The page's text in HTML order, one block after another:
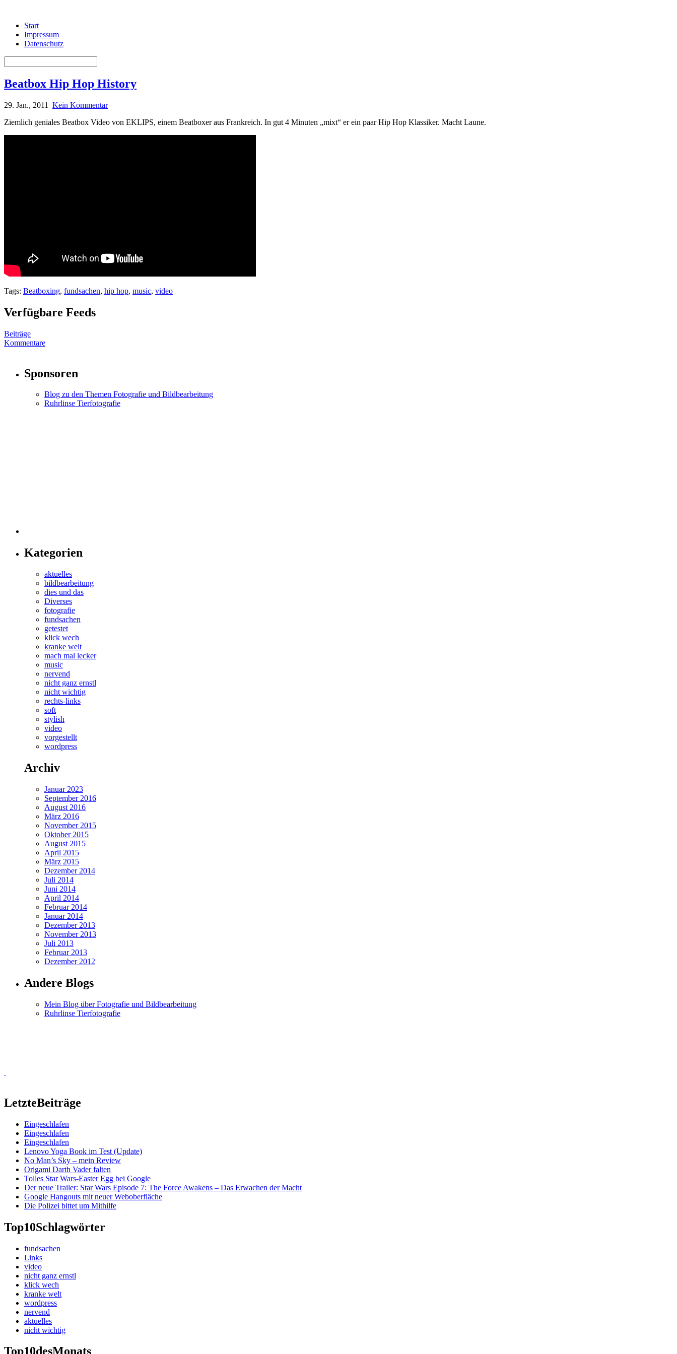
Start
Impressum
Datenschutz
Beatbox Hip Hop History
29. Jan., 2011
Kein Kommentar
Ziemlich geniales Beatbox Video von EKLIPS, einem Beatboxer aus Frankreich. In gut 4 Minuten „mixt“ er ein paar Hip Hop Klassiker. Macht Laune.
Tags: Beatboxing, fundsachen, hip hop, music, video
Verfügbare Feeds
Beiträge
Kommentare
Sponsoren
Blog zu den Themen Fotografie und Bildbearbeitung
Ruhrlinse Tierfotografie
Kategorien
aktuelles
bildbearbeitung
dies und das
Diverses
fotografie
fundsachen
getestet
klick wech
kranke welt
mach mal lecker
music
nervend
nicht ganz ernstl
nicht wichtig
rechts-links
soft
stylish
video
vorgestellt
wordpress
Archiv
Januar 2023
September 2016
August 2016
März 2016
November 2015
Oktober 2015
August 2015
April 2015
März 2015
Dezember 2014
Juli 2014
Juni 2014
April 2014
Februar 2014
Januar 2014
Dezember 2013
November 2013
Juli 2013
Februar 2013
Dezember 2012
Andere Blogs
Mein Blog über Fotografie und Bildbearbeitung
Ruhrlinse Tierfotografie
LetzteBeiträge
Eingeschlafen
Eingeschlafen
Eingeschlafen
Lenovo Yoga Book im Test (Update)
No Man’s Sky – mein Review
Origami Darth Vader falten
Tolles Star Wars-Easter Egg bei Google
Der neue Trailer: Star Wars Episode 7: The Force Awakens – Das Erwachen der Macht
Google Hangouts mit neuer Weboberfläche
Die Polizei bittet um Mithilfe
Top10Schlagwörter
fundsachen
Links
video
nicht ganz ernstl
klick wech
kranke welt
wordpress
nervend
aktuelles
nicht wichtig
Top10desMonats